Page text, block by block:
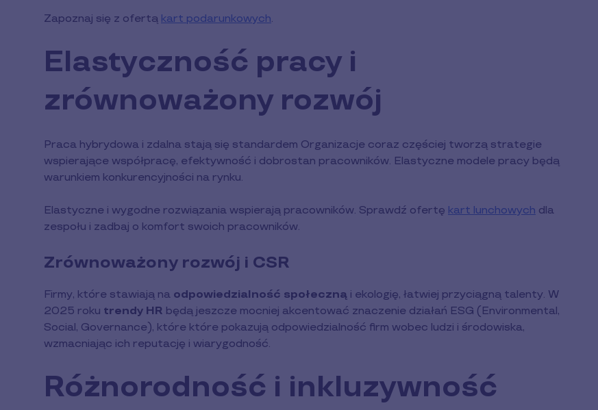
Zapoznaj się z ofertą kart podarunkowych.
Elastyczność pracy i
zrównoważony rozwój
Praca hybrydowa i zdalna stają się standardem Organizacje coraz częściej tworzą strategie
wspierające współpracę, efektywność i dobrostan pracowników. Elastyczne modele pracy będą
warunkiem konkurencyjności na rynku.
Elastyczne i wygodne rozwiązania wspierają pracowników. Sprawdź ofertę kart lunchowych dla
zespołu i zadbaj o komfort swoich pracowników.
Zrównoważony rozwój i CSR
Firmy, które stawiają na odpowiedzialność społeczną i ekologię, łatwiej przyciągną talenty. W
2025 roku trendy HR będą jeszcze mocniej akcentować znaczenie działań ESG (Environmental,
Social, Governance), które które pokazują odpowiedzialność firm wobec ludzi i środowiska,
wzmacniając ich reputację i wiarygodność.
Różnorodność i inkluzywność